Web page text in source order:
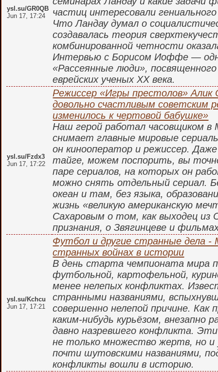
ysl.su/GR0QB
Jun 17, 17:24
частиц интересовали
Что Ландау думал о
создавалась теория
комбинированной четности
Интервью с Борисом Иоффе —
«Рассеянные люди»,
еврейских ученых XX века.
ysl.su/Fzdx3
Jun 17, 17:22
Режиссер «Игры престолов» Алик
довольно счастливым советским
изменилось к чертовой бабушке»
Наш герой работал часовщиком в
снимает главные мировые
он кинооператор и режиссер.
тайге, можем поспорить, вы
паре сериалов, на которых он
можно снять отдельный сериал.
океан и там, без языка,
жизнь «великую американскую
Сахаровым о том, как выходец из
признания, о Звягинцеве и
ysl.su/Kchcu
Jun 17, 17:21
Футбол и другие странные дела
странных войнах в истории
В день старта чемпионата мира
футбольной, картофельной,
менее нелепых конфликтах.
странными названиями,
совершенно нелепой причине. Как
каким-нибудь курьёзом, внезапно
давно назревшего конфликта. Эти
не только множество жертв, но
почти шутовскими названиями,
конфликты вошли в историю.